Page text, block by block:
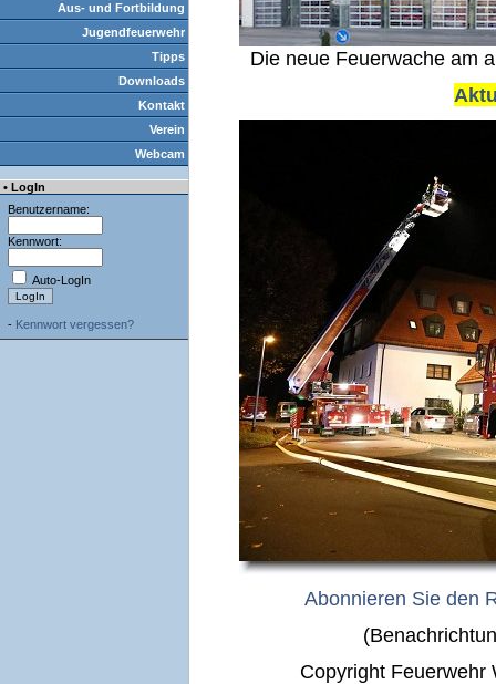
Aus- und Fortbildung
Jugendfeuerwehr
Tipps
Downloads
Kontakt
Verein
Webcam
• LogIn
Benutzername:
Kennwort:
Auto-LogIn
- Kennwort vergessen?
Die neue Feuerwache am
Abonnieren Sie den
Copyright Feuerwehr